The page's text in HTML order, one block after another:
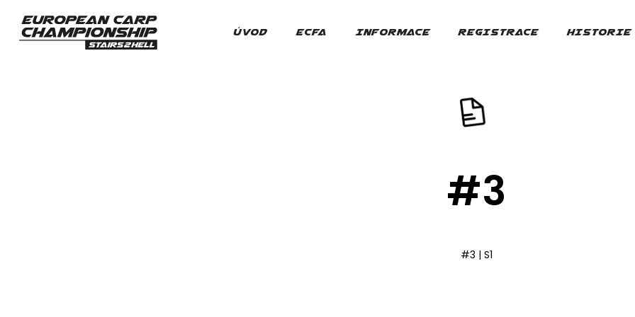
ÚVOD ECFA INFORMACE REGISTRACE HISTORIE
#3
#3 | S1